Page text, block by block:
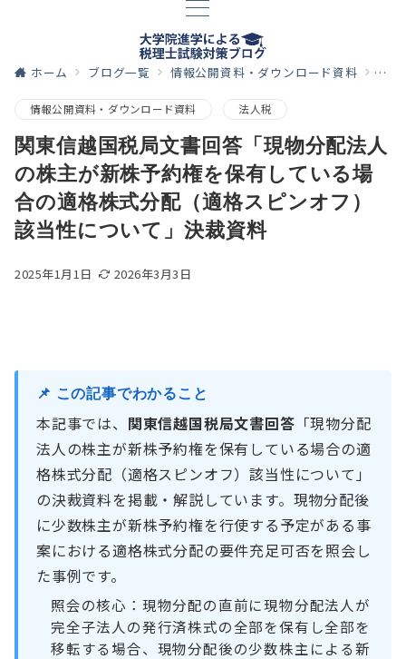
ホーム ブログ一覧 情報公開資料・ダウンロード資料 関
情報公開資料・ダウンロード資料 法人税
関東信越国税局文書回答「現物分配法人
の株主が新株予約権を保有している場
合の適格株式分配（適格スピンオフ）
該当性について」決裁資料
2025年1月1日 2026年3月3日
📌 この記事でわかること
本記事では、 関東信越国税局文書回答 「現物分配
法人の株主が新株予約権を保有している場合の適
格株式分配（適格スピンオフ）該当性について」
の決裁資料を掲載・解説しています。現物分配後
に少数株主が新株予約権を行使する予定がある事
案における適格株式分配の要件充足可否を照会し
た事例です。
照会の核心：現物分配の直前に現物分配法人が
完全子法人の発行済株式の全部を保有し全部を
移転する場合、現物分配後の少数株主による新